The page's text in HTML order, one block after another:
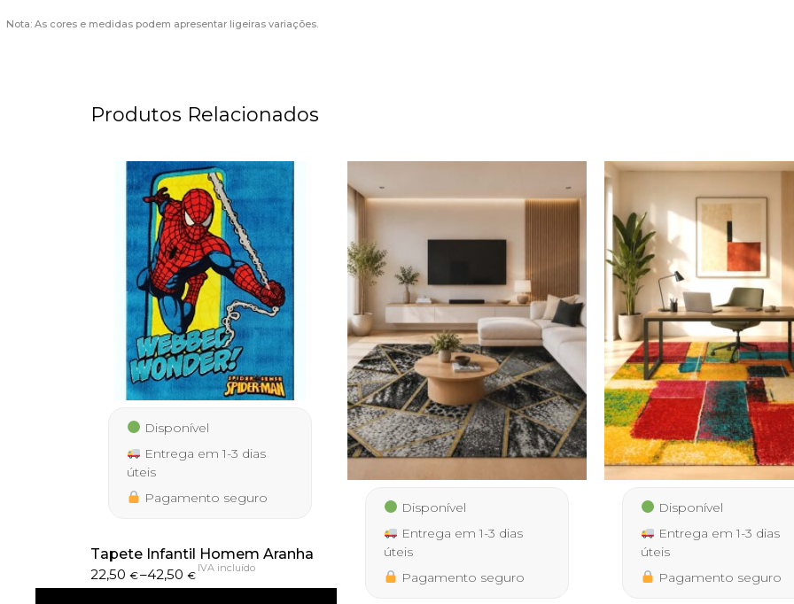
Nota: As cores e medidas podem apresentar ligeiras variações.
Produtos Relacionados
Disponível
Entrega em 1-3 dias
úteis
Pagamento seguro
Tapete Infantil Homem Aranha
22,50 €–42,50€
Price
range:
IVA incluído
Disponível
Entrega em 1-3 dias
úteis
Pagamento seguro
Disponível
Entrega em 1-3 dias
úteis
Pagamento seguro